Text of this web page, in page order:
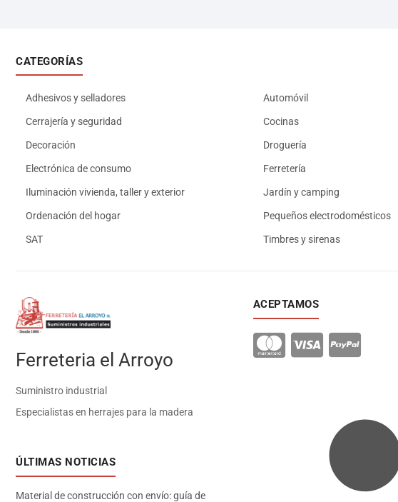
CATEGORÍAS
Adhesivos y selladores Automóvil
Cerrajería y seguridad Cocinas
Decoración Droguería
Electrónica de consumo Ferretería
Iluminación vivienda, taller y exterior Jardín y camping
Ordenación del hogar Pequeños electrodomésticos
SAT Timbres y sirenas
Ferreteria el Arroyo
Suministro industrial
Especialistas en herrajes para la madera
ÚLTIMAS NOTICIAS
Material de construcción con envío: guía de
ACEPTAMOS